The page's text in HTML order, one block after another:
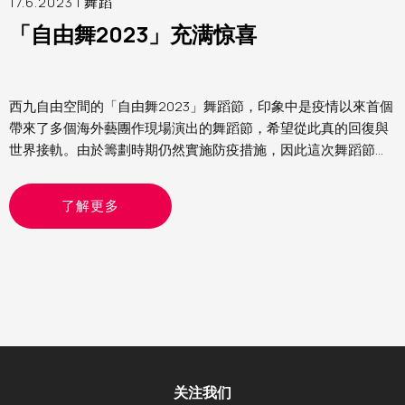
「自由舞2023」充满惊喜
西九自由空間的「自由舞2023」舞蹈節，印象中是疫情以來首個
帶來了多個海外藝團作現場演出的舞蹈節，希望從此真的回復與
世界接軌。由於籌劃時期仍然實施防疫措施，因此這次舞蹈節的
《女俠傳奇》、比利時的《沒有最壞》及以色列的《異想客
廳》，各有特色，頗有驚喜
了解更多
关注我们